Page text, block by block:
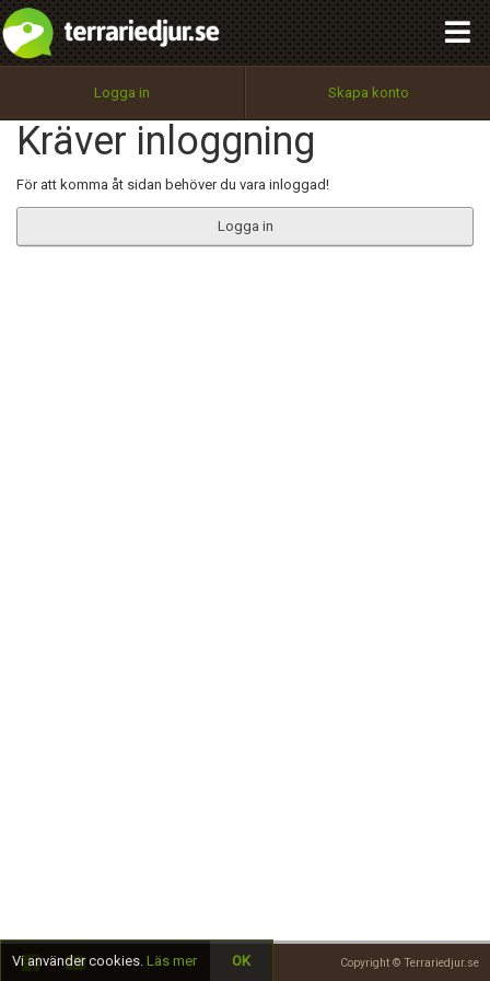
Logga in Skapa konto
Kräver inloggning
För att komma åt sidan behöver du vara inloggad!
Logga in
Copyright © Terrariedjur.se
Utför
100%
OK
integritetspolicy
Namn:
Epost:
Begär nytt lösenord
Tillbaka till förstasidan
Vi använder cookies. Läs mer OK